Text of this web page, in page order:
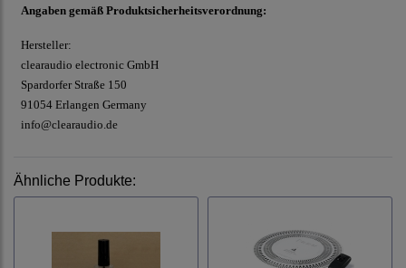
Angaben gemäß Produktsicherheitsverordnung:
Hersteller:
clearaudio electronic GmbH
Spardorfer Straße 150
91054 Erlangen Germany
info@clearaudio.de
Ähnliche Produkte: